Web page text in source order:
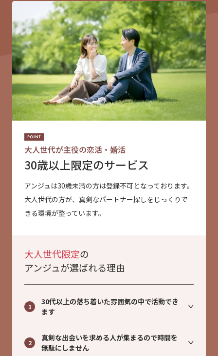
大人世代が主役の恋活・婚活
30歳以上限定のサービス
アンジュは30歳未満の方は登録不可となっております。
大人世代の方が、真剣なパートナー探しをじっくりで
きる環境が整っています。
大人世代限定の
アンジュが選ばれる理由
1
30代以上の落ち着いた雰囲気の中で活動でき
ます
2
真剣な出会いを求める人が集まるので時間を
無駄にしません